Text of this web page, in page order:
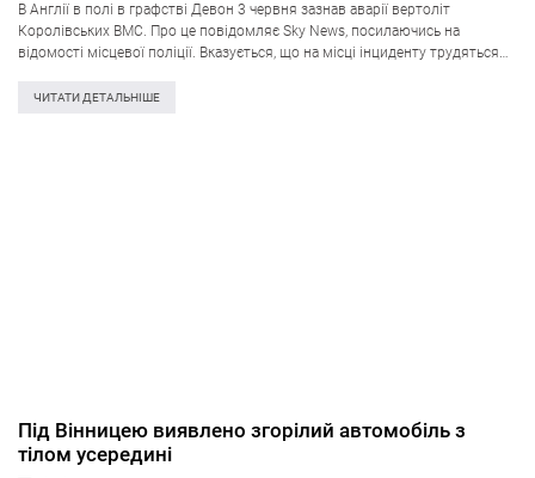
В Англії в полі в графстві Девон 3 червня зазнав аварії вертоліт
Королівських ВМС. Про це повідомляє Sky News, посилаючись на
відомості місцевої поліції. Вказується, що на місці інциденту трудяться
аварія…
ЧИТАТИ ДЕТАЛЬНІШЕ
Під Вінницею виявлено згорілий автомобіль з
тілом усередині